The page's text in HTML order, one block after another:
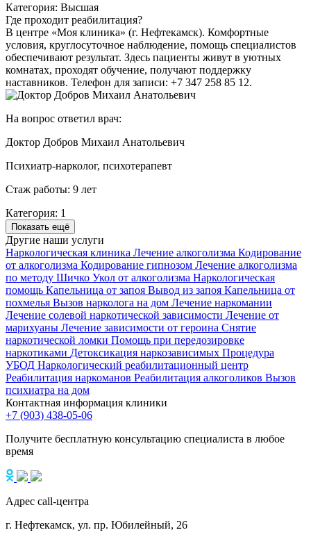
Категория: Высшая
Где проходит реабилитация?
В центре «Моя клиника» (г. Нефтекамск). Комфортные
условия, круглосуточное наблюдение, помощь специалистов
обеспечивают результат. Здесь пациенты живут в уютных
комнатах, проходят обучение, получают поддержку
наставников. Телефон для записи: +7 347 258 85 12.
На вопрос ответил врач:
Доктор Добров Михаил Анатольевич
Психиатр-нарколог, психотерапевт
Стаж работы: 9 лет
Категория: 1
Показать ещё
Другие наши услуги
Наркологическая клиника Лечение алкоголизма Кодирование
от алкоголизма Кодирование гипнозом Лечение алкоголизма
по методу Шичко Укол от алкоголизма Наркологическая
помощь Капельница от запоя Вывод из запоя Капельница от
похмелья Вызов нарколога на дом Лечение наркомании
Лечение солевой наркотической зависимости Лечение от
марихуаны Лечение зависимости от героина Снятие
наркотической ломки Помощь при передозировке
наркотиками Детоксикация наркозависимых Процедура
УБОД Наркологический реабилитационный центр
Реабилитация наркоманов Реабилитация алкоголиков Вызов
психиатра на дом
Контактная информация клиники
+7 (903) 438-05-06
Получите бесплатную консультацию специалиста в любое
время
Адрес call-центра
г. Нефтекамск, ул. пр. Юбилейный, 26